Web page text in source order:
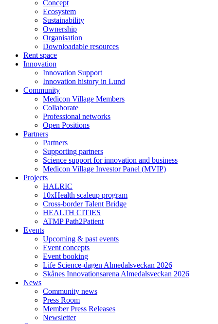
Concept
Ecosystem
Sustainability
Ownership
Organisation
Downloadable resources
Rent space
Innovation
Innovation Support
Innovation history in Lund
Community
Medicon Village Members
Collaborate
Professional networks
Open Positions
Partners
Partners
Supporting partners
Science support for innovation and business
Medicon Village Investor Panel (MVIP)
Projects
HALRIC
10xHealth scaleup program
Cross-border Talent Bridge
HEALTH CITIES
ATMP Path2Patient
Events
Upcoming & past events
Event concepts
Event booking
Life Science-dagen Almedalsveckan 2026
Skånes Innovationsarena Almedalsveckan 2026
News
Community news
Press Room
Member Press Releases
Newsletter